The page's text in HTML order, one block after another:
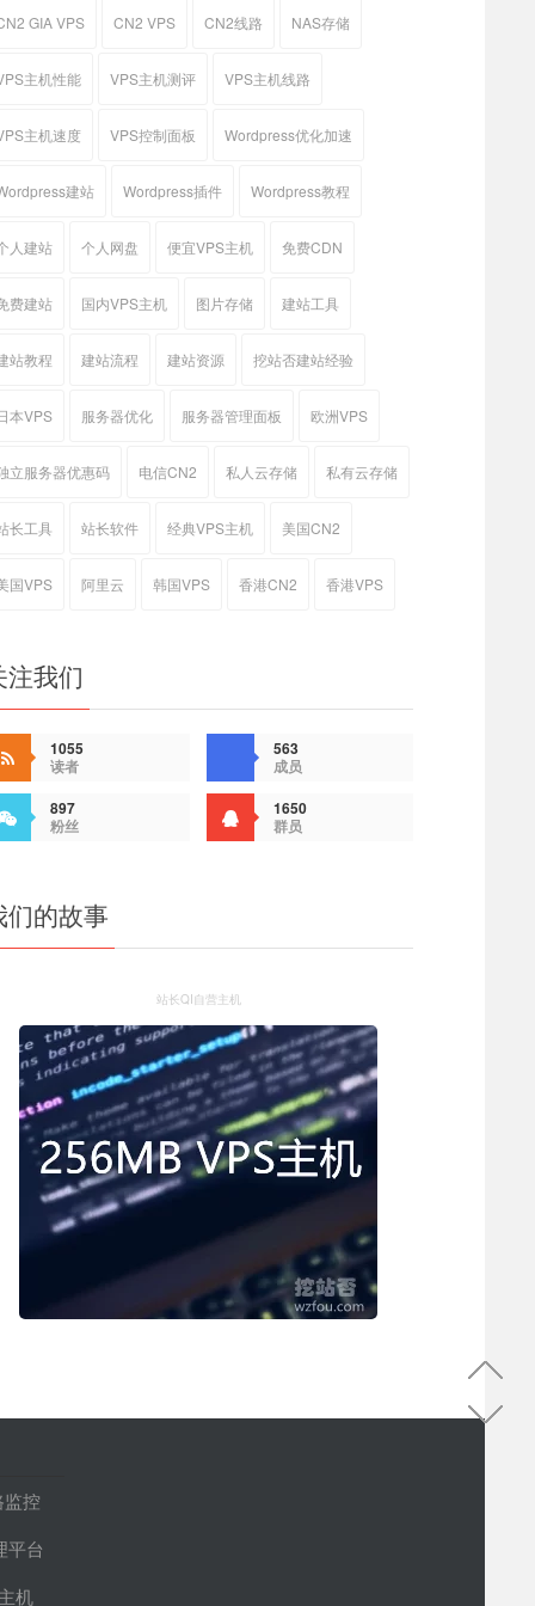
GIA VPS CN2 VPS CN2线路 NAS存储
主机性能 VPS主机测评 VPS主机线路
主机速度 VPS控制面板 Wordpress优化加速
建站 Wordpress插件 Wordpress教程
人建站 个人网盘 便宜VPS主机 免费CDN
费建站 国内VPS主机 图片存储 建站工具
站教程 建站流程 建站资源 挖站否建站经验
本VPS 服务器优化 服务器管理面板 欧洲VPS
立服务器优惠码 电信CN2 私人云存储 私有云存储
长工具 站长软件 经典VPS主机 美国CN2
国VPS 阿里云 韩国VPS 香港CN2 香港VPS
注我们
1055
读者
563
成员
897
粉丝
1650
群员
们的故事
站长QI自营主机
控
平台
机